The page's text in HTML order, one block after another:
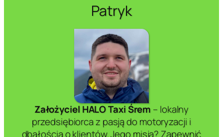
Patryk
Założyciel HALO Taxi Śrem – lokalny
przedsiębiorca z pasją do motoryzacji i
dbałością o klientów. Jego misja? Zapewnić